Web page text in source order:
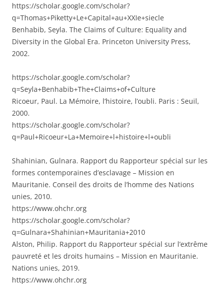
https://scholar.google.com/scholar?
q=Thomas+Piketty+Le+Capital+au+XXIe+siecle⁠
Benhabib, Seyla. The Claims of Culture: Equality and
Diversity in the Global Era. Princeton University Press,
2002.
https://scholar.google.com/scholar?
q=Seyla+Benhabib+The+Claims+of+Culture⁠
Ricoeur, Paul. La Mémoire, l’histoire, l’oubli. Paris : Seuil,
2000.
https://scholar.google.com/scholar?
q=Paul+Ricoeur+La+Memoire+l+histoire+l+oubli⁠
Shahinian, Gulnara. Rapport du Rapporteur spécial sur les
formes contemporaines d’esclavage – Mission en
Mauritanie. Conseil des droits de l’homme des Nations
unies, 2010.
https://www.ohchr.org⁠
https://scholar.google.com/scholar?
q=Gulnara+Shahinian+Mauritania+2010⁠
Alston, Philip. Rapport du Rapporteur spécial sur l’extrême
pauvreté et les droits humains – Mission en Mauritanie.
Nations unies, 2019.
https://www.ohchr.org⁠